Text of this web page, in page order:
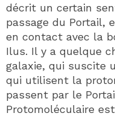
décrit un certain
passage du Portail,
en contact avec la
Ilus. Il y a quelque
galaxie, qui suscite
qui utilisent la
passent par le
Protomoléculaire